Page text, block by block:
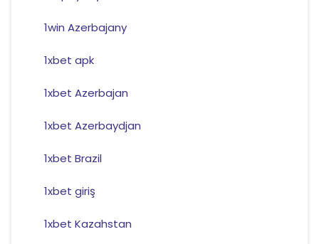
1win Azerbajany
1xbet apk
1xbet Azerbajan
1xbet Azerbaydjan
1xbet Brazil
1xbet giriş
1xbet Kazahstan